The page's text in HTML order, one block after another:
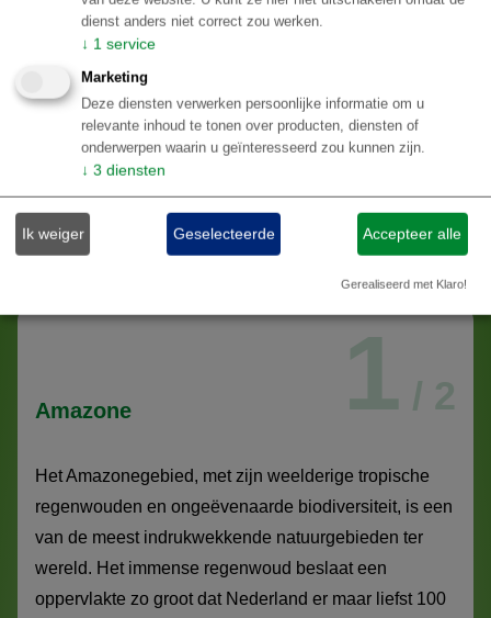
BESTEMMINGEN
Amazone 1 / 2
Het Amazonegebied, met zijn weelderige tropische
regenwouden en ongeëvenaarde biodiversiteit, is een
van de meest indrukwekkende natuurgebieden ter
wereld. Het immense regenwoud beslaat een
oppervlakte zo groot dat Nederland er maar liefst 100
dienst anders niet correct zou werken.
↓ 1 service
Marketing
Deze diensten verwerken persoonlijke informatie om u
relevante inhoud te tonen over producten, diensten of
onderwerpen waarin u geïnteresseerd zou kunnen zijn.
↓ 3 diensten
Ik weiger Geselecteerde Accepteer alle
Gerealiseerd met Klaro!